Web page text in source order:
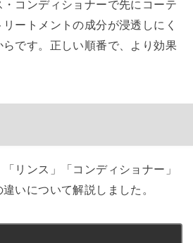
・コンディショナーで先にコーテ
ートメントの成分が浸透しにく
です。正しい順番で、より効果
リンス」「コンディショナー」
いについて解説しました。